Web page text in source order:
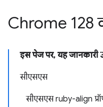
Chrome 128
इस पेज पर, यह जानकारी
सीएसएस
सीएसएस ruby-align